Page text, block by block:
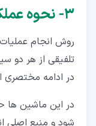
۳‏- نحوه عملکرد این پرس ها
روش انجام
تلفیقی از هر دو
در ادامه مختصری
در این ماشین